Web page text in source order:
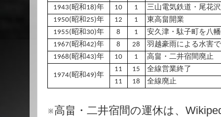
1943(昭和18)年
10 1
三山電気鉄道・尾花
1950(昭和25)年
12 1
東高畠開業
1955(昭和30)年
8 1
安久津・駄子町を八
1967(昭和42)年
8 28
羽越豪雨による水害
1968(昭和43)年
10 1 高畠・二井宿間廃止
1974(昭和49)年
11 15
全線営業終了
11
18 全線廃止
※高畠・二井宿間の運休は、